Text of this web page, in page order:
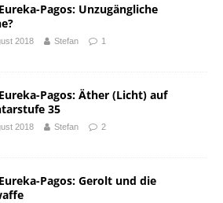
Pagos: Unzugängliche
2018 Stefan 1
Pagos: Äther (Licht) auf
35
2018 Stefan 2
Pagos: Gerolt und die